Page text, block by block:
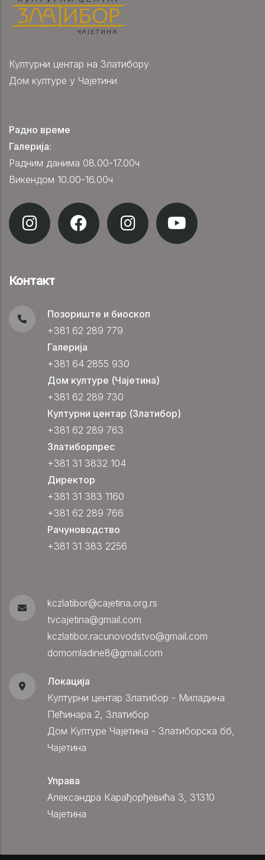
Културни центар на Златибору
Дом културе у Чајетини
Радно време
Галерија:
Радним данима 08.00-17.00ч
Викендом 10.00-16.00ч
Контакт
Позориште и биоскоп
+381 62 289 779
Галерија
+381 64 2855 930
Дом културе (Чајетина)
+381 62 289 730
Културни центар (Златибор)
+381 62 289 763
Златиборпрес
+381 31 3832 104
Директор
+381 31 383 1160
+381 62 289 766
Рачуноводство
+381 31 383 2256
kczlatibor@cajetina.org.rs
tvcajetina@gmail.com
kczlatibor.racunovodstvo@gmail.com
domomladine8@gmail.com
Локација
Културни центар Златибор - Миладина
Пећинара 2, Златибор
Дом Културе Чајетина - Златиборска бб,
Чајетина
Управа
Александра Карађорђевића 3, 31310
Чајетина